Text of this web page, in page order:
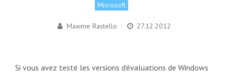
Microsoft
Maxime Rastello | 27.12.2012
Si vous avez testé les versions d’évaluations de Windows